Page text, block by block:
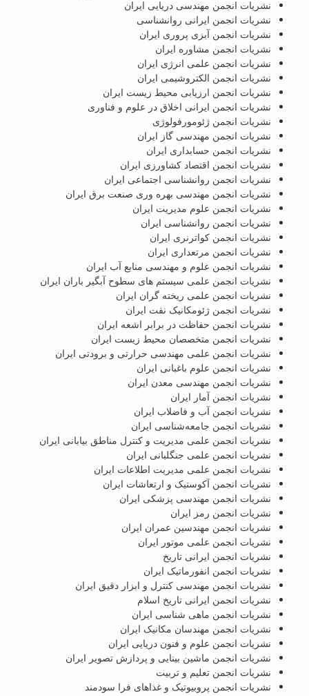
نشریات انجمن مهندسی دریایی ایران
نشریات انجمن ایرانی روانشناسی
نشریات انجمن آبزی پروری ایران
نشریات انجمن مشاوره ایران
نشریات انجمن علمی انرژی ایران
نشریات انجمن الکتروشیمی ایران
نشریات انجمن ارزیابی محیط زیست ایران
نشریات انجمن ایرانی اخلاق در علوم و فناوری
نشریات انجمن ژئومورفولوژی
نشریات انجمن مهندسی گاز ایران
نشریات انجمن حسابداری ایران
نشریات انجمن اقتصاد کشاورزی ایران
نشریات انجمن روانشناسی اجتماعی ایران
نشریات انجمن مهندسی بهره وری صنعت برق ایران
نشریات انجمن علوم مدیریت ایران
نشریات انجمن روانشناسی ایران
نشریات انجمن کواترنری ایران
نشریات انجمن مرتعداری ایران
نشریات انجمن علوم و مهندسی منابع آب ایران
نشریات انجمن علمی سیستم های سطوح آبگیر باران ایران
نشریات انجمن علمی ریخته گران ایران
نشریات انجمن ژئومکانیک نفت ایران
نشریات انجمن حفاظت در برابر اشعه ایران
نشریات انجمن متخصصان محیط زیست ایران
نشریات انجمن علمی مهندسی حرارتی و برودتی ایران
نشریات انجمن علوم باغبانی ایران
نشریات انجمن مهندسی معدن ایران
نشریات انجمن آمار ایران
نشریات انجمن آب و فاضلاب ایران
نشریات انجمن جامعه‌شناسی ایران
نشریات انجمن علمی مدیریت و کنترل مناطق بیابانی ایران
نشریات انجمن علمی جنگلبانی ایران
نشریات انجمن علمی مدیریت اطلاعات ایران
نشریات انجمن آکوستیک و ارتعاشات ایران
نشریات انجمن مهندسی پزشکی ایران
نشریات انجمن رمز ایران
نشریات انجمن مهندسین عمران ایران
نشریات انجمن علمی موتور ایران
نشریات انجمن ایرانی تاریخ
نشریات انجمن انفورماتیک ایران
نشریات انجمن مهندسی کنترل و ابزار دقیق ایران
نشریات انجمن ایرانی تاریخ اسلام
نشریات انجمن ماهی شناسی ایران
نشریات انجمن مهندسان مکانیک ایران
نشریات انجمن علوم و فنون دریایی ایران
نشریات انجمن ماشین بینایی و پردازش تصویر ایران
نشریات انجمن تعلیم و تربیت
نشریات انجمن پروبیوتیک و غذاهای فرا سودمند